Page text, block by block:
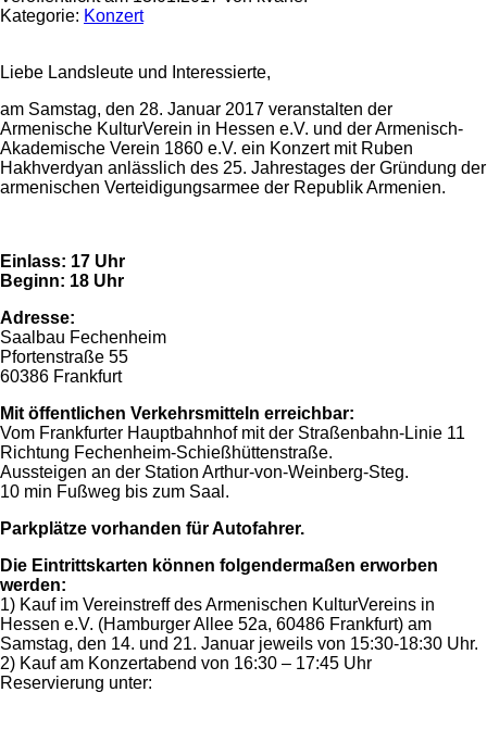
Kategorie: Konzert
Liebe Landsleute und Interessierte,
am Samstag, den 28. Januar 2017 veranstalten der
Armenische KulturVerein in Hessen e.V. und der Armenisch-
Akademische Verein 1860 e.V. ein Konzert mit Ruben
Hakhverdyan anlässlich des 25. Jahrestages der Gründung der
armenischen Verteidigungsarmee der Republik Armenien.
Einlass: 17 Uhr
Beginn: 18 Uhr
Adresse:
Saalbau Fechenheim
Pfortenstraße 55
60386 Frankfurt
Mit öffentlichen Verkehrsmitteln erreichbar:
Vom Frankfurter Hauptbahnhof mit der Straßenbahn-Linie 11
Richtung Fechenheim-Schießhüttenstraße.
Aussteigen an der Station Arthur-von-Weinberg-Steg.
10 min Fußweg bis zum Saal.
Parkplätze vorhanden für Autofahrer.
Die Eintrittskarten können folgendermaßen erworben
werden:
1) Kauf im Vereinstreff des Armenischen KulturVereins in
Hessen e.V. (Hamburger Allee 52a, 60486 Frankfurt) am
Samstag, den 14. und 21. Januar jeweils von 15:30-18:30 Uhr.
2) Kauf am Konzertabend von 16:30 – 17:45 Uhr
Reservierung unter: